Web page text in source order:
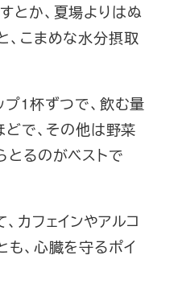
とか、夏場よりはぬ
、こまめな水分摂取
プ1杯ずつで、飲む量
どで、その他は野菜
とるのがベストで
カフェインやアルコ
、心臓を守るポイ